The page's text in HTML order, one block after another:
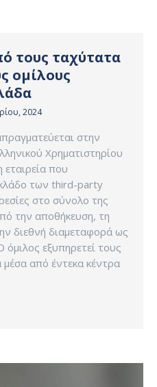
τους ταχύτατα
ομίλους
2024
στην
Χρηματιστηρίου
εταιρεία που
των third-party
στο σύνολο της
την αποθήκευση, τη
διεθνή διαμεταφορά ως
εξυπηρετεί τους
από έντεκα κέντρα